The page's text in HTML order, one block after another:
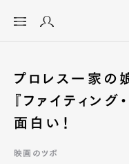
プロレス一家の
『ファイティング
面白い！
映画のツボ